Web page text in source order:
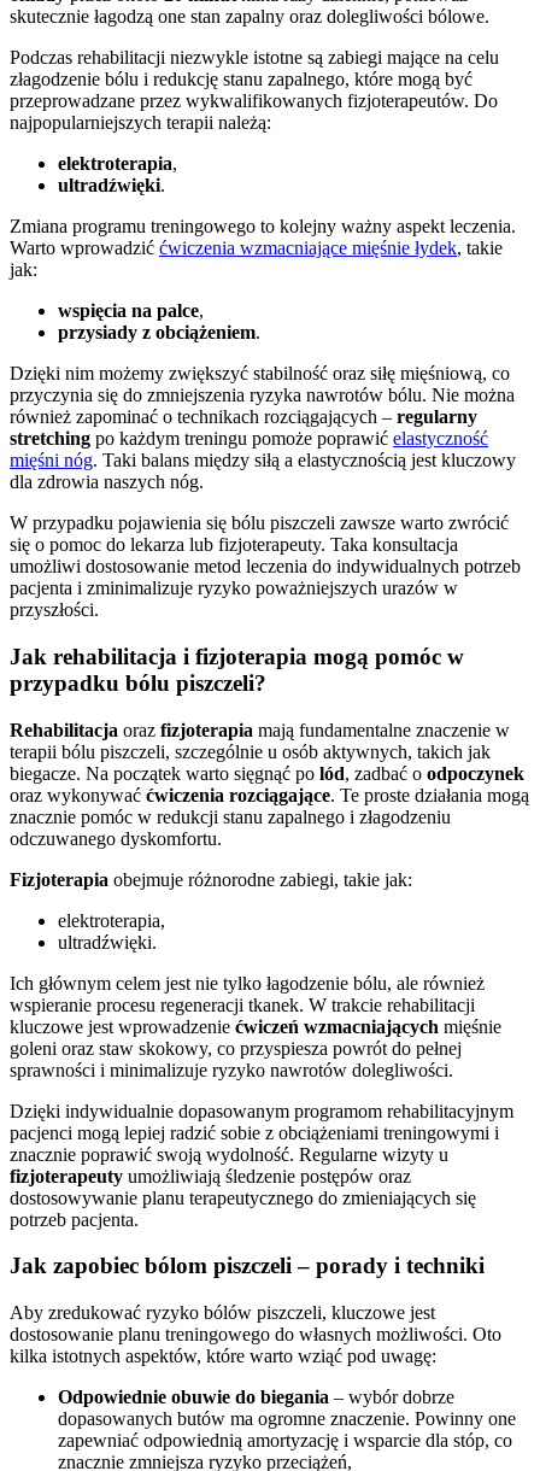
skutecznie łagodzą one stan zapalny oraz dolegliwości bólowe.
Podczas rehabilitacji niezwykle istotne są zabiegi mające na celu
złagodzenie bólu i redukcję stanu zapalnego, które mogą być
przeprowadzane przez wykwalifikowanych fizjoterapeutów. Do
najpopularniejszych terapii należą:
elektroterapia,
ultradźwięki.
Zmiana programu treningowego to kolejny ważny aspekt leczenia.
Warto wprowadzić ćwiczenia wzmacniające mięśnie łydek, takie
jak:
wspięcia na palce,
przysiady z obciążeniem.
Dzięki nim możemy zwiększyć stabilność oraz siłę mięśniową, co
przyczynia się do zmniejszenia ryzyka nawrotów bólu. Nie można
również zapominać o technikach rozciągających – regularny
stretching po każdym treningu pomoże poprawić elastyczność
mięśni nóg. Taki balans między siłą a elastycznością jest kluczowy
dla zdrowia naszych nóg.
W przypadku pojawienia się bólu piszczeli zawsze warto zwrócić
się o pomoc do lekarza lub fizjoterapeuty. Taka konsultacja
umożliwi dostosowanie metod leczenia do indywidualnych potrzeb
pacjenta i zminimalizuje ryzyko poważniejszych urazów w
przyszłości.
Jak rehabilitacja i fizjoterapia mogą pomóc w
przypadku bólu piszczeli?
Rehabilitacja oraz fizjoterapia mają fundamentalne znaczenie w
terapii bólu piszczeli, szczególnie u osób aktywnych, takich jak
biegacze. Na początek warto sięgnąć po lód, zadbać o odpoczynek
oraz wykonywać ćwiczenia rozciągające. Te proste działania mogą
znacznie pomóc w redukcji stanu zapalnego i złagodzeniu
odczuwanego dyskomfortu.
Fizjoterapia obejmuje różnorodne zabiegi, takie jak:
elektroterapia,
ultradźwięki.
Ich głównym celem jest nie tylko łagodzenie bólu, ale również
wspieranie procesu regeneracji tkanek. W trakcie rehabilitacji
kluczowe jest wprowadzenie ćwiczeń wzmacniających mięśnie
goleni oraz staw skokowy, co przyspiesza powrót do pełnej
sprawności i minimalizuje ryzyko nawrotów dolegliwości.
Dzięki indywidualnie dopasowanym programom rehabilitacyjnym
pacjenci mogą lepiej radzić sobie z obciążeniami treningowymi i
znacznie poprawić swoją wydolność. Regularne wizyty u
fizjoterapeuty umożliwiają śledzenie postępów oraz
dostosowywanie planu terapeutycznego do zmieniających się
potrzeb pacjenta.
Jak zapobiec bólom piszczeli – porady i techniki
Aby zredukować ryzyko bólów piszczeli, kluczowe jest
dostosowanie planu treningowego do własnych możliwości. Oto
kilka istotnych aspektów, które warto wziąć pod uwagę:
Odpowiednie obuwie do biegania – wybór dobrze
dopasowanych butów ma ogromne znaczenie. Powinny one
zapewniać odpowiednią amortyzację i wsparcie dla stóp, co
znacznie zmniejsza ryzyko przeciążeń,